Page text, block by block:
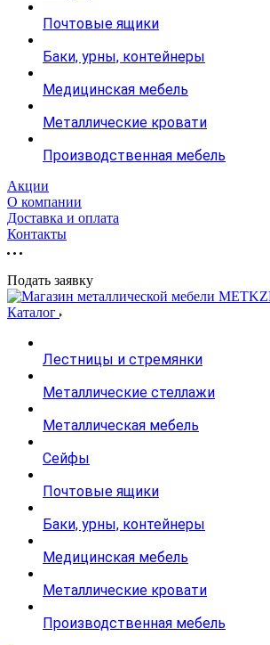
Почтовые ящики
Баки, урны, контейнеры
Медицинская мебель
Металлические кровати
Производственная мебель
Акции
О компании
Доставка и оплата
Контакты
Подать заявку
Каталог
Лестницы и стремянки
Металлические стеллажи
Металлическая мебель
Сейфы
Почтовые ящики
Баки, урны, контейнеры
Медицинская мебель
Металлические кровати
Производственная мебель